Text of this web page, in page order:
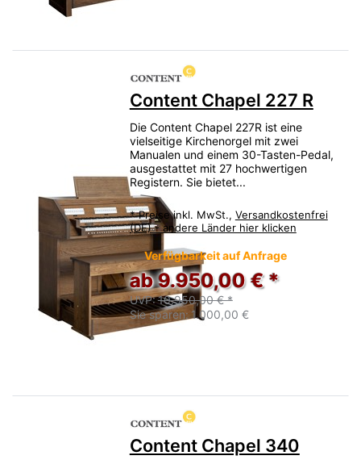
Content Chapel 227 R
Die Content Chapel 227R ist eine
vielseitige Kirchenorgel mit zwei
Manualen und einem 30-Tasten-Pedal,
ausgestattet mit 27 hochwertigen
Registern. Sie bietet...
* Preise inkl. MwSt., Versandkostenfrei
(DE) - andere Länder hier klicken
Verfügbarkeit auf Anfrage
ab 9.950,00 € *
UVP:10.950,00 € *
Sie sparen: 1.000,00 €
Content Chapel 340